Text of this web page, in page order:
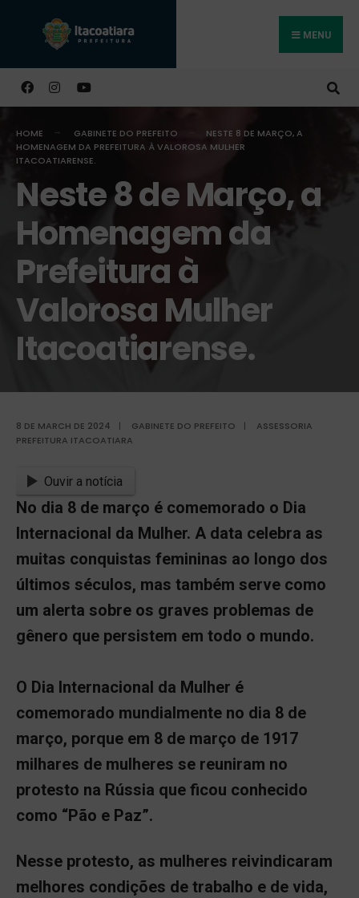
MENU
HOME GABINETE DO PREFEITO
NESTE 8 DE MARÇO, A
HOMENAGEM DA PREFEITURA À VALOROSA MULHER
ITACOATIARENSE.
Neste 8 de Março, a
Homenagem da
Prefeitura à
Valorosa Mulher
Itacoatiarense.
8 DE MARCH DE 2024 | GABINETE DO PREFEITO |
ASSESSORIA
PREFEITURA ITACOATIARA
Ouvir a notícia
No dia 8 de março é comemorado o Dia
Internacional da Mulher. A data celebra as
muitas conquistas femininas ao longo dos
últimos séculos, mas também serve como
um alerta sobre os graves problemas de
gênero que persistem em todo o mundo.
O Dia Internacional da Mulher é
comemorado mundialmente no dia 8 de
março, porque em 8 de março de 1917
milhares de mulheres se reuniram no
protesto na Rússia que ficou conhecido
como “Pão e Paz”.
Nesse protesto, as mulheres reivindicaram
melhores condições de trabalho e de vida,
Buscar